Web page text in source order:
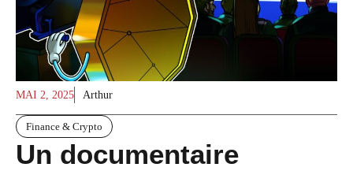
MAI 2, 2025 Arthur
Finance & Crypto
Un documentaire